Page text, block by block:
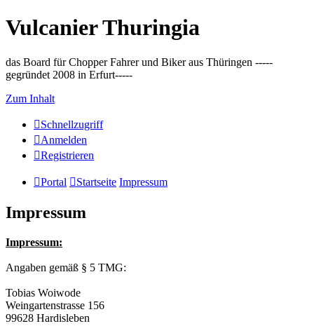
Vulcanier Thuringia
das Board für Chopper Fahrer und Biker aus Thüringen -----
gegründet 2008 in Erfurt-----
Zum Inhalt
Schnellzugriff
Anmelden
Registrieren
Portal Startseite Impressum
Impressum
Impressum:
Angaben gemäß § 5 TMG:
Tobias Woiwode
Weingartenstrasse 156
99628 Hardisleben